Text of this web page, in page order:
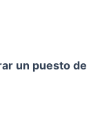
un puesto de